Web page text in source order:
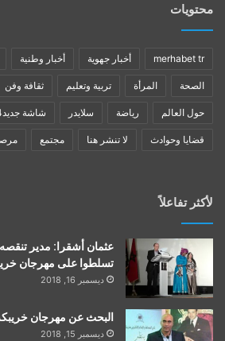
محتويات
merhabet tr أخبار جهوية أخبار وطنية
الصحة المرأة تربية وتعليم ثقافة وفن
حول العالم رياضة سلايدر شاشة جديد24
قضايا وحوادث لا تنشر هنا مجتمع
لأكثر تفاعلاً
عثمان أشقرا: مدير
تسلطوا على مهرجان
ديسمبر 16, 2018
البحث عن مهرجان
ديسمبر 15, 2018